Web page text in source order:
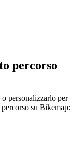
percorso
personalizzarlo per
su Bikemap: